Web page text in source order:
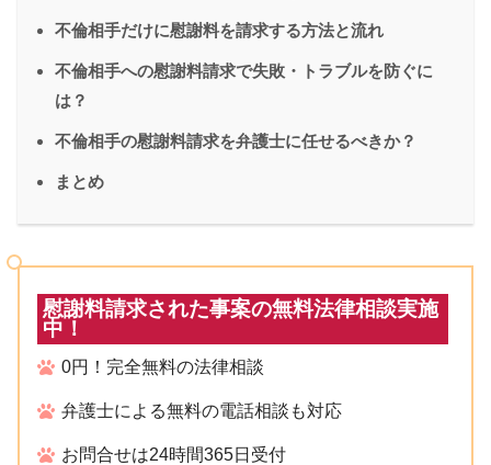
不倫相手だけに慰謝料を請求する方法と流れ
不倫相手への慰謝料請求で失敗・トラブルを防ぐに
は？
不倫相手の慰謝料請求を弁護士に任せるべきか？
まとめ
慰謝料請求された事案の無料法律相談実施
中！
0円！完全無料の法律相談
弁護士による無料の電話相談も対応
お問合せは24時間365日受付